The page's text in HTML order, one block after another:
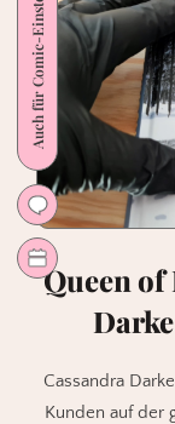
Auch für Comic-Einsteiger
Queen
Cassandra
Kunden auf der